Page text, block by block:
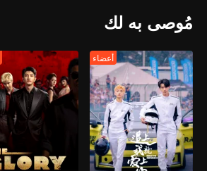
مُوصى به لك
أعضاء